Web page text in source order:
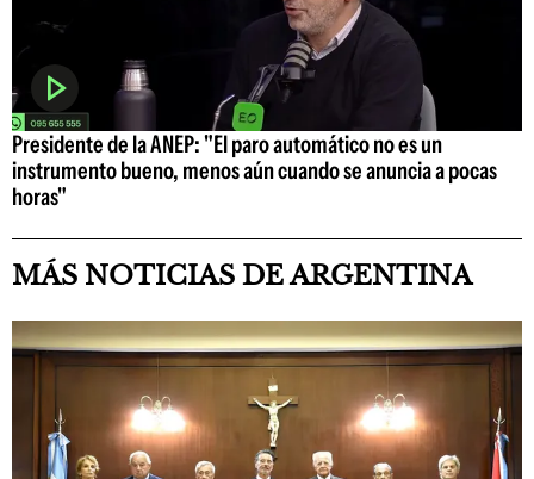
Presidente de la ANEP: "El paro automático no es un
instrumento bueno, menos aún cuando se anuncia a pocas
horas"
MÁS NOTICIAS DE ARGENTINA